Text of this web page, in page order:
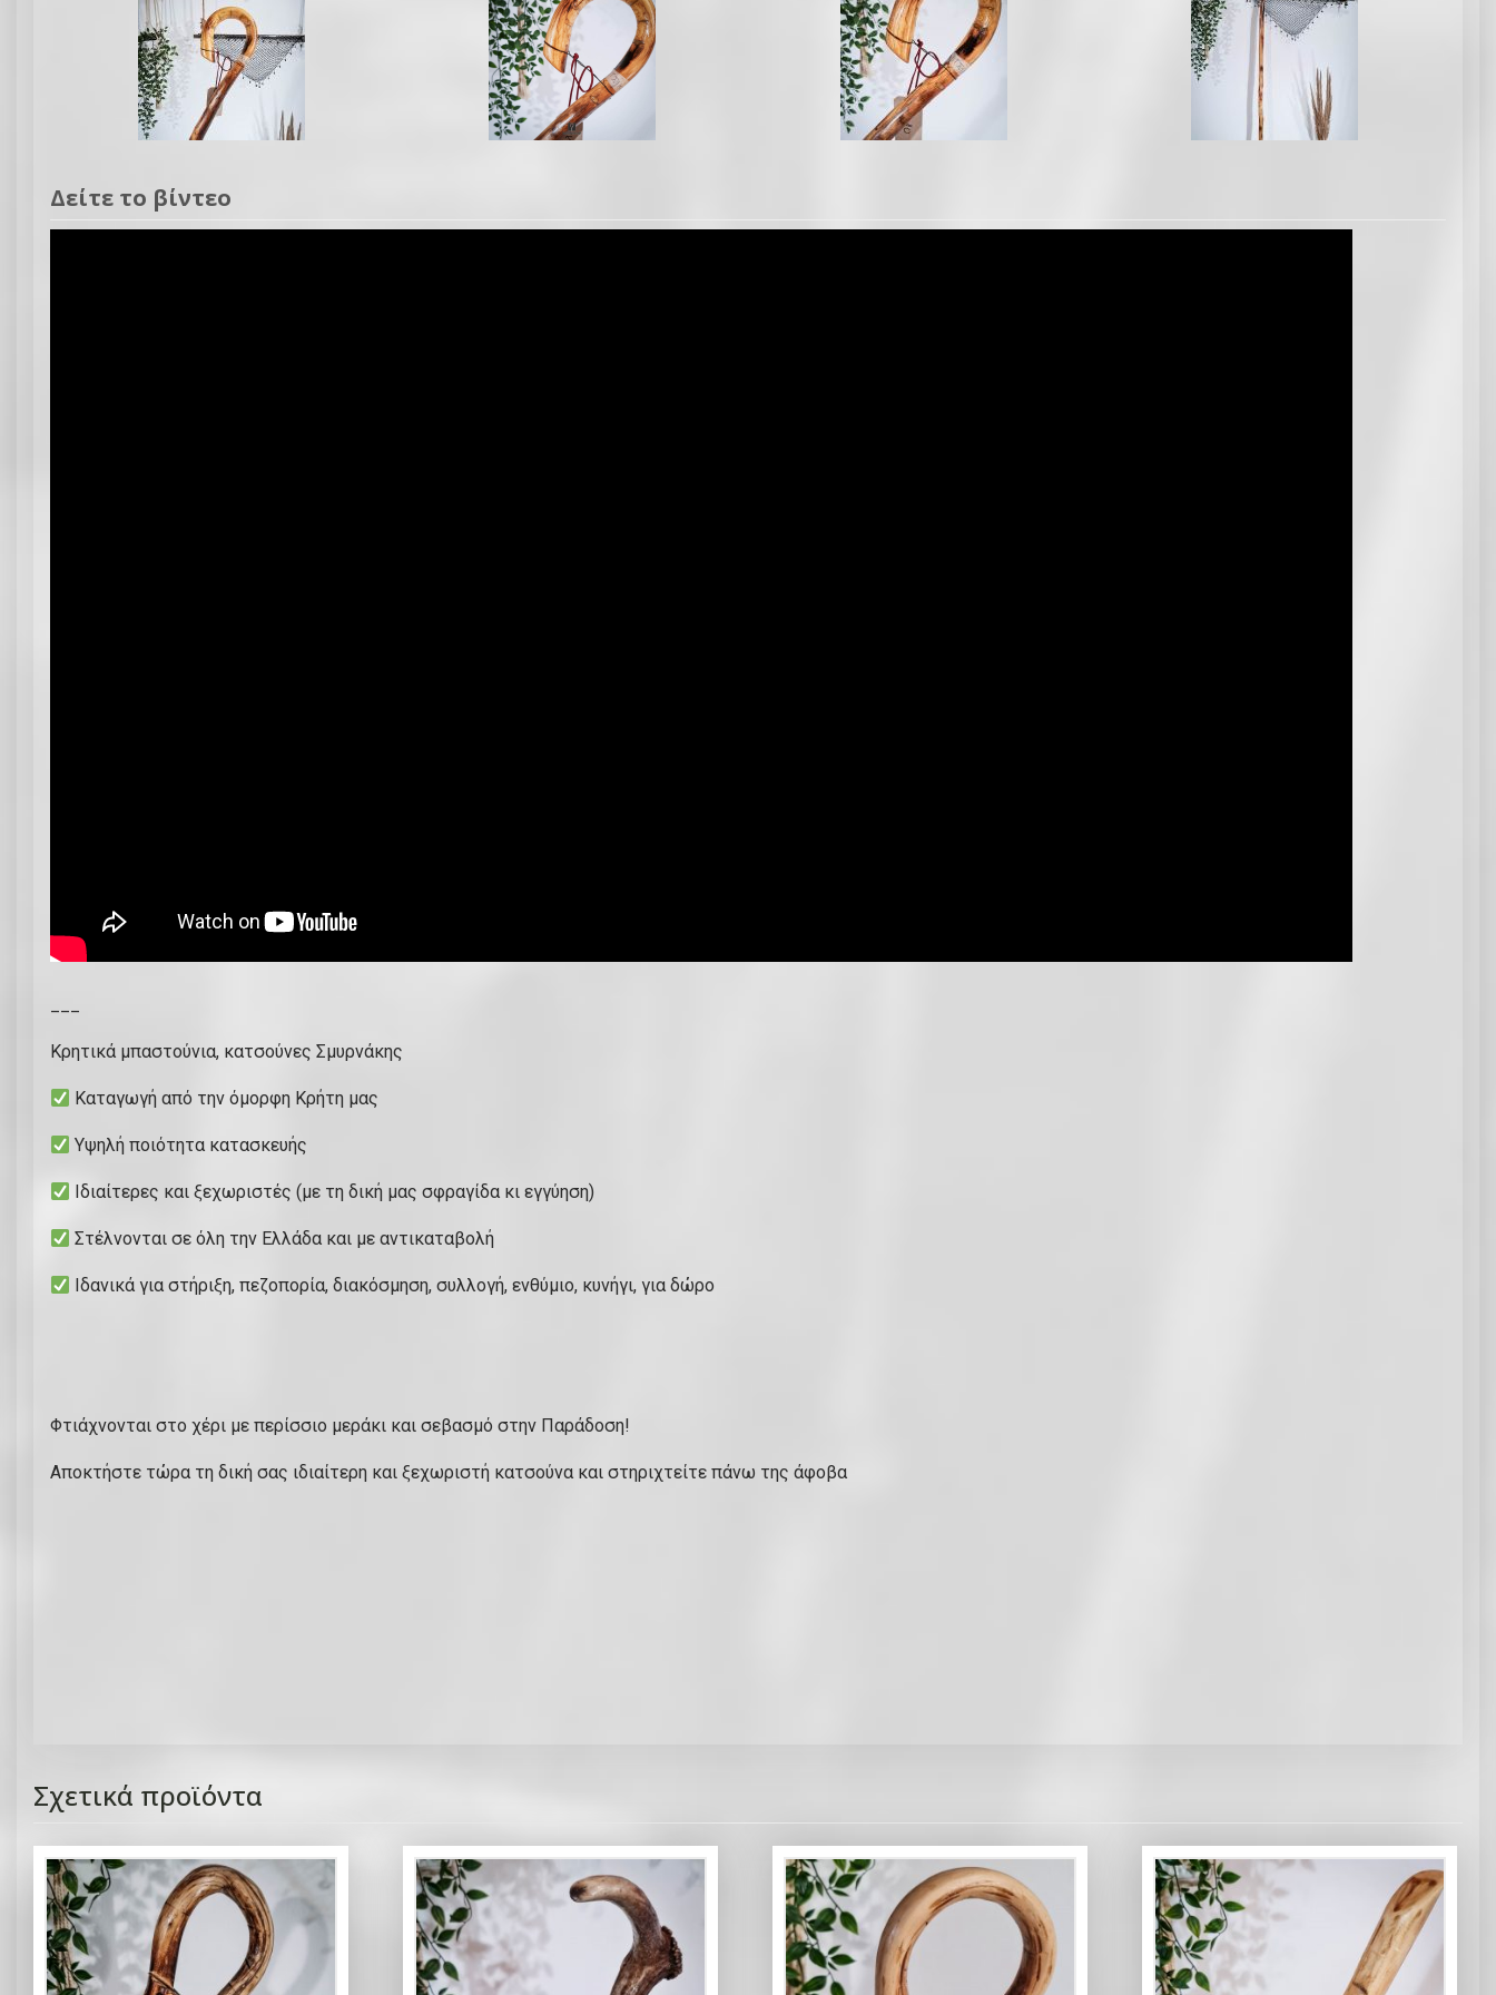
Δείτε το βίντεο
Κρητικά μπαστούνια, κατσούνες Σμυρνάκης
Καταγωγή από την όμορφη Κρήτη μας
Υψηλή ποιότητα κατασκευής
Ιδιαίτερες και ξεχωριστές (με τη δική μας σφραγίδα κι εγγύηση)
Στέλνονται σε όλη την Ελλάδα και με αντικαταβολή
Ιδανικά για στήριξη, πεζοπορία, διακόσμηση, συλλογή, ενθύμιο, κυνήγι, για δώρο
Φτιάχνονται στο χέρι με περίσσιο μεράκι και σεβασμό στην Παράδοση!
Αποκτήστε τώρα τη δική σας ιδιαίτερη και ξεχωριστή κατσούνα και στηριχτείτε πάνω της άφοβα
Σχετικά προϊόντα